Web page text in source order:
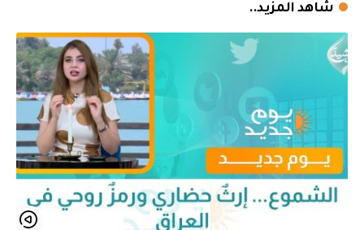
شاهد المزيد..